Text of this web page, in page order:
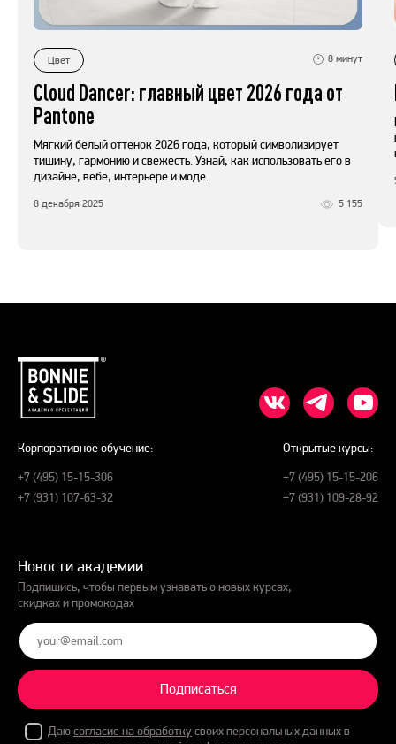
Цвет 8 минут
Cloud Dancer: главный цвет 2026 года от
Pantone
Мягкий белый оттенок 2026 года, который символизирует
тишину, гармонию и свежесть. Узнай, как использовать его в
дизайне, вебе, интерьере и моде.
8 декабря 2025 5 155
Корпоративное обучение:
+7 (495) 15-15-306
+7 (931) 107-63-32
Открытые курсы:
+7 (495) 15-15-206
+7 (931) 109-28-92
Новости академии
Подпишись, чтобы первым узнавать о новых курсах,
скидках и промокодах
Подписаться
Даюсогласие на обработкусвоих персональных данных в